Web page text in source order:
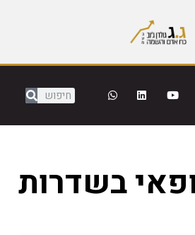
בשדרות